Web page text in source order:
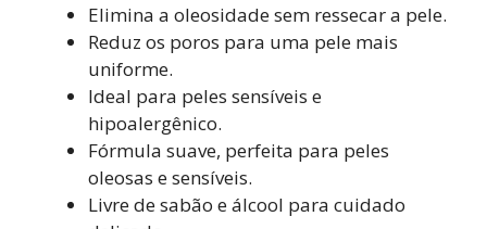
Elimina a oleosidade sem ressecar a pele.
Reduz os poros para uma pele mais
uniforme.
Ideal para peles sensíveis e
hipoalergênico.
Fórmula suave, perfeita para peles
oleosas e sensíveis.
Livre de sabão e álcool para cuidado